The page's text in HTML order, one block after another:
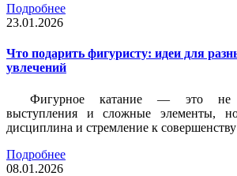
Подробнее
23.01.2026
Что подарить фигуристу: идеи для
увлечений
Фигурное катание — это не
выступления и сложные элементы,
дисциплина и стремление к совершенству
Подробнее
08.01.2026